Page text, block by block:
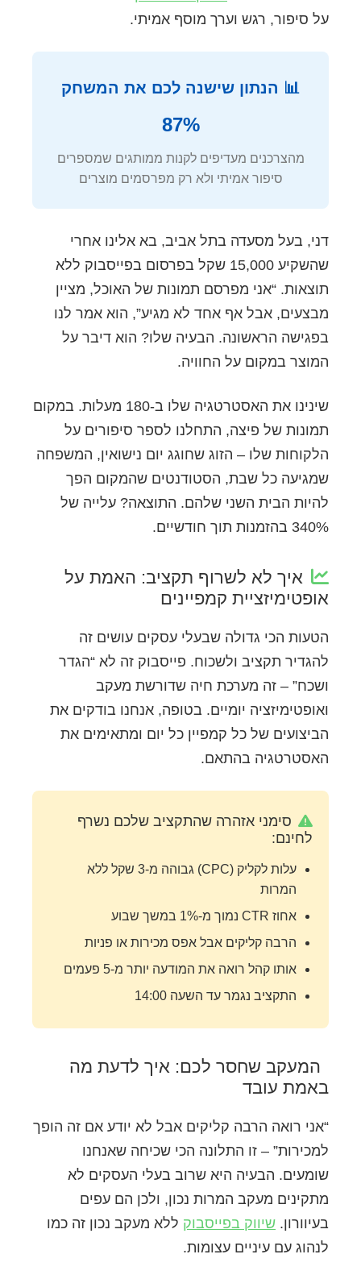
על סיפור, רגש וערך מוסף אמיתי.
📊 הנתון שישנה לכם את המשחק
87%
מהצרכנים מעדיפים לקנות ממותגים שמספרים
סיפור אמיתי ולא רק מפרסמים מוצרים
דני, בעל מסעדה בתל אביב, בא אלינו אחרי
שהשקיע 15,000 שקל בפרסום בפייסבוק ללא
תוצאות. “אני מפרסם תמונות של האוכל, מציין
מבצעים, אבל אף אחד לא מגיע”, הוא אמר לנו
בפגישה הראשונה. הבעיה שלו? הוא דיבר על
המוצר במקום על החוויה.
שינינו את האסטרטגיה שלו ב-180 מעלות. במקום
תמונות של פיצה, התחלנו לספר סיפורים על
הלקוחות שלו – הזוג שחוגג יום נישואין, המשפחה
שמגיעה כל שבת, הסטודנטים שהמקום הפך
להיות הבית השני שלהם. התוצאה? עלייה של
340% בהזמנות תוך חודשיים.
איך לא לשרוף תקציב: האמת על
אופטימיזציית קמפיינים
הטעות הכי גדולה שבעלי עסקים עושים זה
להגדיר תקציב ולשכוח. פייסבוק זה לא “הגדר
ושכח” – זה מערכת חיה שדורשת מעקב
ואופטימיזציה יומיים. בטופה, אנחנו בודקים את
הביצועים של כל קמפיין כל יום ומתאימים את
האסטרטגיה בהתאם.
סימני אזהרה שהתקציב שלכם נשרף
לחינם:
עלות לקליק (CPC) גבוהה מ-3 שקל ללא
המרות
אחוז CTR נמוך מ-1% במשך שבוע
הרבה קליקים אבל אפס מכירות או פניות
אותו קהל רואה את המודעה יותר מ-5 פעמים
התקציב נגמר עד השעה 14:00
המעקב שחסר לכם: איך לדעת מה
באמת עובד
“אני רואה הרבה קליקים אבל לא יודע אם זה הופך
למכירות” – זו התלונה הכי שכיחה שאנחנו
שומעים. הבעיה היא שרוב בעלי העסקים לא
מתקינים מעקב המרות נכון, ולכן הם עפים
בעיוורון. שיווק בפייסבוק ללא מעקב נכון זה כמו
לנהוג עם עיניים עצומות.